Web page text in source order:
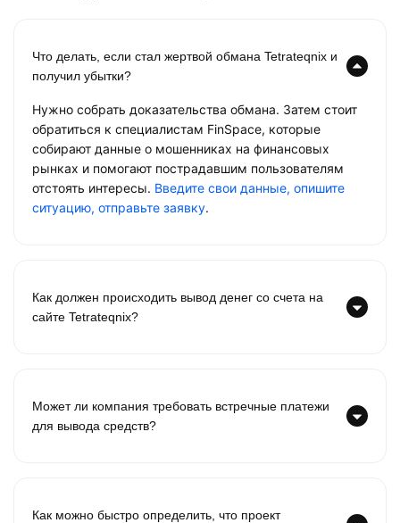
Что делать, если стал жертвой обмана Tetrateqnix и
получил убытки?
Нужно собрать доказательства обмана. Затем стоит
обратиться к специалистам FinSpace, которые
собирают данные о мошенниках на финансовых
рынках и помогают пострадавшим пользователям
отстоять интересы. Введите свои данные, опишите
ситуацию, отправьте заявку.
Как должен происходить вывод денег со счета на
сайте Tetrateqnix?
Может ли компания требовать встречные платежи
для вывода средств?
Как можно быстро определить, что проект